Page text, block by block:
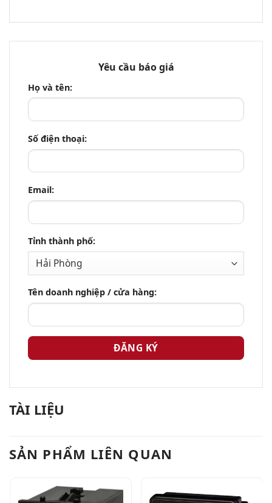
Yêu cầu báo giá
Họ và tên:
Số điện thoại:
Email:
Tỉnh thành phố:
Tên doanh nghiệp / cửa hàng:
TÀI LIỆU
SẢN PHẨM LIÊN QUAN